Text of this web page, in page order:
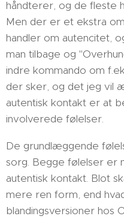
håndterer, og de fleste
Men der er et ekstra
handler om autencitet,
man tilbage og
indre kommando om
der sker, og det jeg vil
autentisk kontakt er at
involverede følelser.
De grundlæggende
sorg. Begge følelser er
autentisk kontakt. Blot
mere ren form, end
blandingsversioner hos